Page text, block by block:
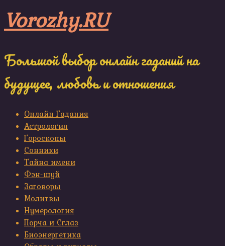
to
content
Vorozhy.RU
Большой выбор онлайн гаданий на
будущее, любовь и отношения
Онлайн Гадания
Астрология
Гороскопы
Сонники
Тайна имени
Фэн-шуй
Заговоры
Молитвы
Нумерология
Порча и Сглаз
Биоэнергетика